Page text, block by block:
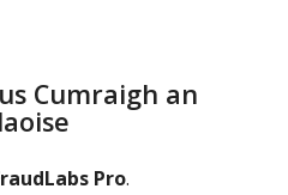
Cumraigh an
Pro.